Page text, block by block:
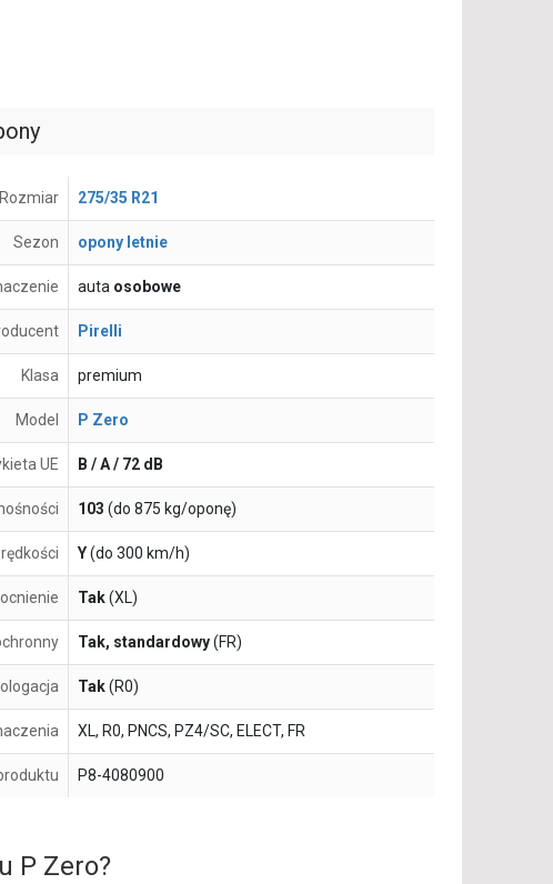
Rozmiar 275/35 R21
Sezon opony letnie
auta osobowe
Pirelli
Klasa premium
Model P Zero
UE B / A / 72 dB
103 (do 875 kg/oponę)
Y(do 300 km/h)
Tak(XL)
Tak, standardowy(FR)
Tak(R0)
XL, R0, PNCS, PZ4/SC, ELECT, FR
P8-4080900
P Zero?